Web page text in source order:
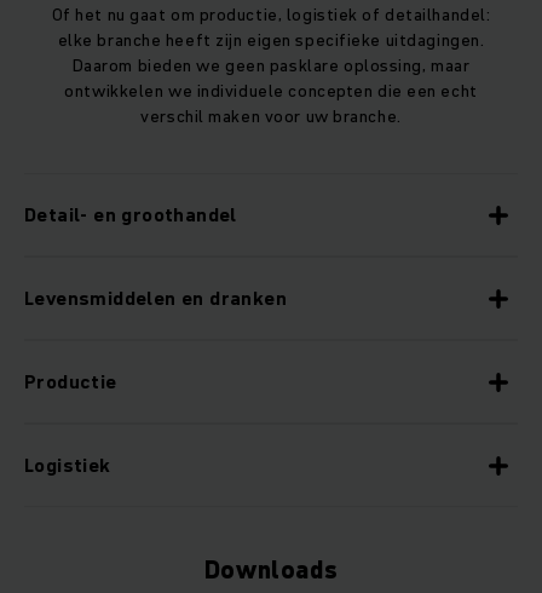
Of het nu gaat om productie, logistiek of detailhandel:
elke branche heeft zijn eigen specifieke uitdagingen.
Daarom bieden we geen pasklare oplossing, maar
ontwikkelen we individuele concepten die een echt
verschil maken voor uw branche.
Detail- en groothandel
Levensmiddelen en dranken
Productie
Logistiek
Downloads